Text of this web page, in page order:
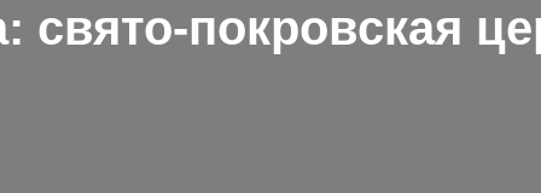
свято-покровская